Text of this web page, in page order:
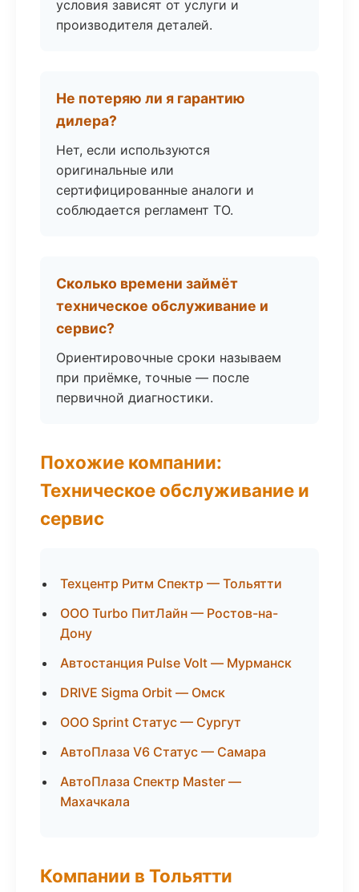
условия зависят от услуги и
производителя деталей.
Не потеряю ли я гарантию
дилера?
Нет, если используются
оригинальные или
сертифицированные аналоги и
соблюдается регламент ТО.
Сколько времени займёт
техническое обслуживание и
сервис?
Ориентировочные сроки называем
при приёмке, точные — после
первичной диагностики.
Похожие компании:
Техническое обслуживание и
сервис
Техцентр Ритм Спектр — Тольятти
ООО Turbo ПитЛайн — Ростов-на-
Дону
Автостанция Pulse Volt — Мурманск
DRIVE Sigma Orbit — Омск
ООО Sprint Статус — Сургут
АвтоПлаза V6 Статус — Самара
АвтоПлаза Спектр Master —
Махачкала
Компании в Тольятти